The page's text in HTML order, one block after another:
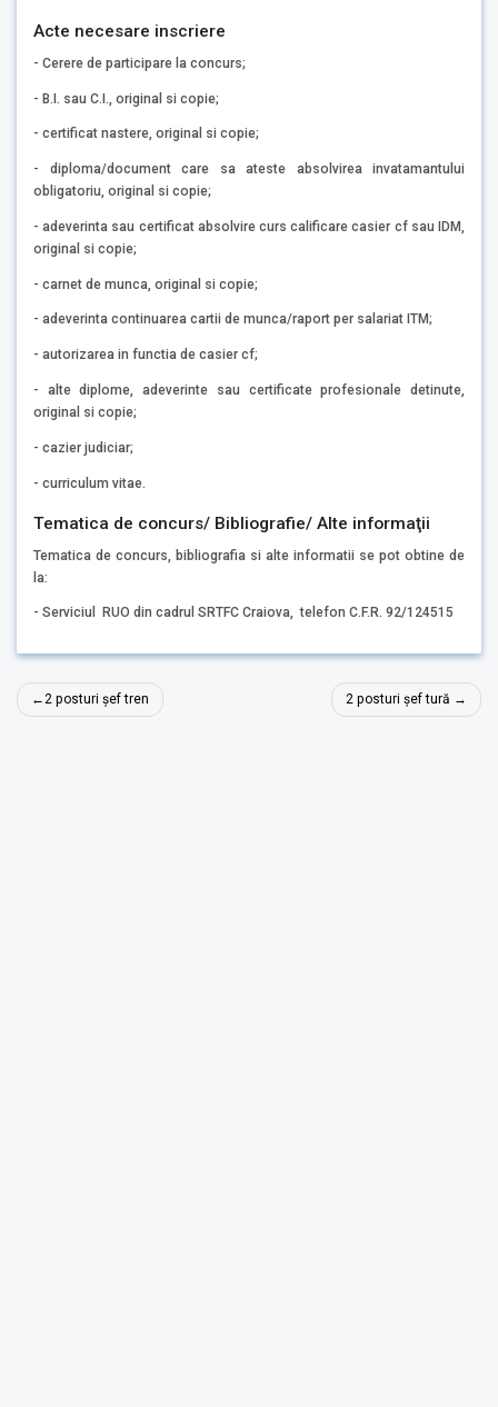
Acte necesare inscriere
- Cerere de participare la concurs;
- B.I. sau C.I., original si copie;
- certificat nastere, original si copie;
- diploma/document care sa ateste absolvirea invatamantului
obligatoriu, original si copie;
- adeverinta sau certificat absolvire curs calificare casier cf sau IDM,
original si copie;
- carnet de munca, original si copie;
- adeverinta continuarea cartii de munca/raport per salariat ITM;
- autorizarea in functia de casier cf;
- alte diplome, adeverinte sau certificate profesionale detinute,
original si copie;
- cazier judiciar;
- curriculum vitae.
Tematica de concurs/ Bibliografie/ Alte informaţii
Tematica de concurs, bibliografia si alte informatii se pot obtine de
la:
- Serviciul RUO din cadrul SRTFC Craiova, telefon C.F.R. 92/124515
Navigare
în
2 posturi șef tren 2 posturi șef tură